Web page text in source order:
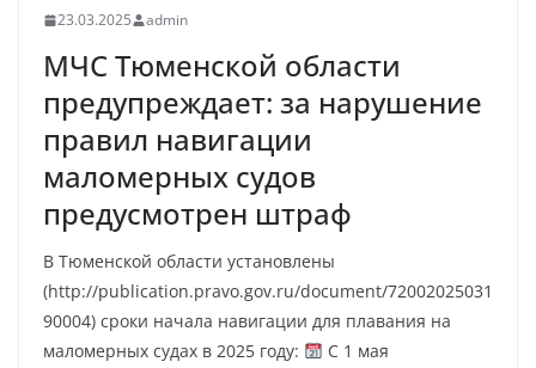
23.03.2025 admin
МЧС Тюменской области
предупреждает: за нарушение
правил навигации
маломерных судов
предусмотрен штраф
В Тюменской области установлены
(http://publication.pravo.gov.ru/document/72002025031
90004) сроки начала навигации для плавания на
маломерных судах в 2025 году:
С 1 мая